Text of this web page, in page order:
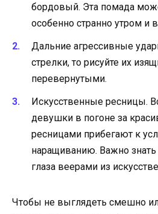
бордовый. Эта помада
особенно странно утром и
Дальние агрессивные
стрелки, то рисуйте их
перевернутыми.
Искусственные ресницы.
девушки в погоне за
ресницами прибегают к
наращиванию. Важно знать
глаза веерами из
Чтобы не выглядеть смешно